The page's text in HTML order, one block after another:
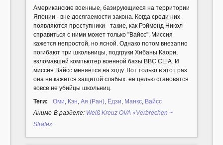
Американские военные, базирующиеся на территории
Японии - вне досягаемости закона. Когда среди них
появляются преступники - такие, как Рэймонд Никол -
справиться с ними может только "Вайсс". Миссия
кажется непростой, но ясной. Однако потом внезапно
погибают три школьницы, подгруки Хибаны Каори,
взломавшей компьютер военной базы ВВС США. И
миссия Вайсс меняется на ходу. Вот только в этот раз
она не кажется защитой слабых: ее целью становятся
вовсе не убийцы школьниц.
Теги:
Оми, Кэн, Ая (Ран), Ёдзи, Манкс, Вайсс
Аниме В разделе: Weiß Kreuz OVA «Verbrechen ~
Strafe»